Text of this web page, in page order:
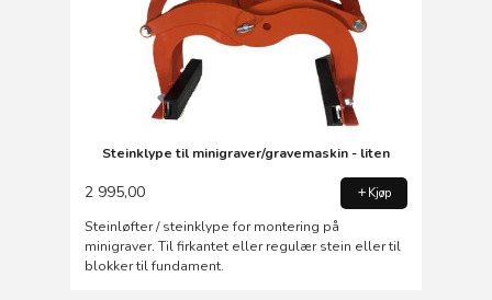
Steinklype til minigraver/gravemaskin - liten
2 995,00 Kjøp
Steinløfter / steinklype for montering på
minigraver. Til firkantet eller regulær stein eller til
blokker til fundament.